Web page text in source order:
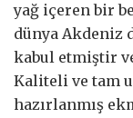
yağ içeren bir
dünya Akdeniz
kabul etmiştir
Kaliteli ve tam
hazırlanmış